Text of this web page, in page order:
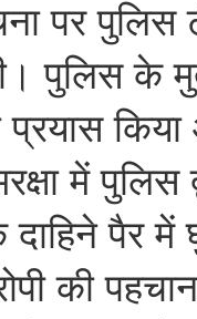
पर पुलिस
पुलिस के
प्रयास
में पुलिस
दाहिने पैर
की पहचान